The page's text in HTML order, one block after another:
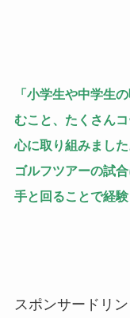
「小学生や中学生
むこと、たくさん
心に取り組みまし
ゴルフツアーの試
手と回ることで経
スポンサードリン